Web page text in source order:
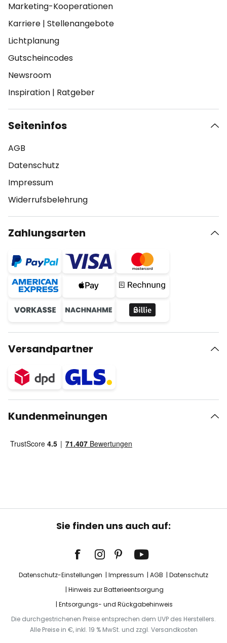
Marketing-Kooperationen
Karriere | Stellenangebote
Lichtplanung
Gutscheincodes
Newsroom
Inspiration | Ratgeber
Seiteninfos
AGB
Datenschutz
Impressum
Widerrufsbelehrung
Zahlungsarten
Versandpartner
Kundenmeinungen
Sie finden uns auch auf:
Datenschutz-Einstellungen Impressum AGB
Datenschutz
Hinweis zur Batterieentsorgung
Entsorgungs- und Rückgabehinweis
Die durchgestrichenen Preise entsprechen dem UVP des Herstellers.
Alle Preise in €, inkl. 19 % MwSt. und zzgl. Versandkosten